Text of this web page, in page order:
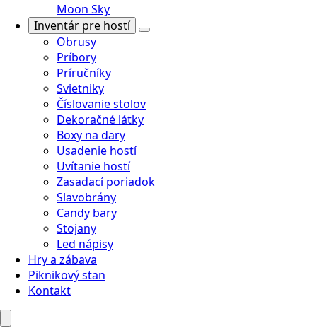
Moon Sky
Inventár pre hostí
Obrusy
Príbory
Príručníky
Svietniky
Číslovanie stolov
Dekoračné látky
Boxy na dary
Usadenie hostí
Uvítanie hostí
Zasadací poriadok
Slavobrány
Candy bary
Stojany
Led nápisy
Hry a zábava
Piknikový stan
Kontakt